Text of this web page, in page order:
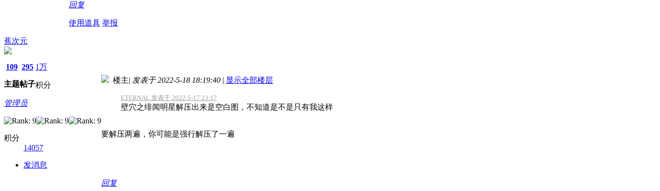
回复
使用道具 举报
蕉次元
109
主题
295
帖子
1万
积分
管理员
积分
14057
发消息
楼主| 发表于 2022-5-18 18:19:40 | 显示全部楼层
ETERNAL 发表于 2022-5-17 23:17
壁穴之绯闻明星解压出来是空白图，不知道是不是只有我这样
要解压两遍，你可能是强行解压了一遍
回复